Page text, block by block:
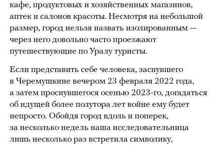
кафе, продуктовых и хозяйственных магазинов,
аптек и салонов красоты. Несмотря на небольшой
размер, город нельзя назвать изолированным —
через него довольно часто проезжают
путешествующие по Уралу туристы.
Если представить себе человека, заснувшего
в Черемушкине вечером 23 февраля 2022 года,
а затем проснувшегося осенью 2023-го, догадаться
об идущей более полутора лет войне ему будет
непросто. Обойдя город вдоль и поперек,
за несколько недель наша исследовательница
лишь несколько раз встретила символику,